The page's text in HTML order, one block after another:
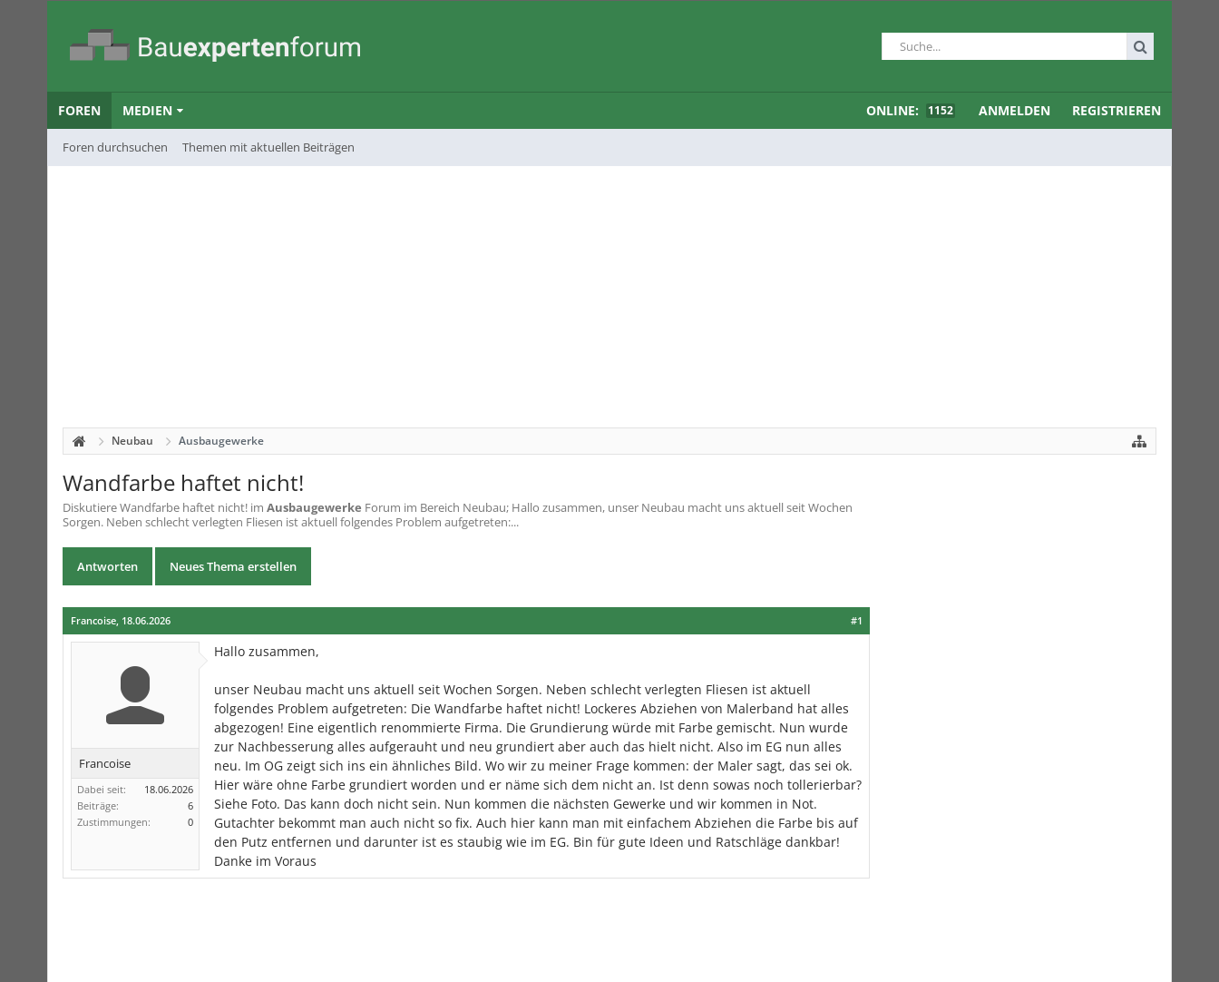
FOREN
Foren durchsuchen Themen mit aktuellen Beiträgen
MEDIEN ONLINE: 1152 ANMELDEN REGISTRIEREN
Neubau Ausbaugewerke
Wandfarbe haftet nicht!
DiskutiereWandfarbe haftet nicht! im Ausbaugewerke Forum im Bereich Neubau; Hallo zusammen, unser Neubau macht uns aktuell seit Wochen
Sorgen. Neben schlecht verlegten Fliesen ist aktuell folgendes Problem aufgetreten:...
Antworten Neues Thema erstellen
#1
Francoise, 18.06.2026
Francoise
Dabei seit:
18.06.2026
Beiträge:
6
Zustimmungen:
0
Hallo zusammen,
unser Neubau macht uns aktuell seit Wochen Sorgen. Neben schlecht verlegten Fliesen ist aktuell
folgendes Problem aufgetreten: Die Wandfarbe haftet nicht! Lockeres Abziehen von Malerband hat alles
abgezogen! Eine eigentlich renommierte Firma. Die Grundierung würde mit Farbe gemischt. Nun wurde
zur Nachbesserung alles aufgerauht und neu grundiert aber auch das hielt nicht. Also im EG nun alles
neu. Im OG zeigt sich ins ein ähnliches Bild. Wo wir zu meiner Frage kommen: der Maler sagt, das sei ok.
Hier wäre ohne Farbe grundiert worden und er näme sich dem nicht an. Ist denn sowas noch tollerierbar?
Siehe Foto. Das kann doch nicht sein. Nun kommen die nächsten Gewerke und wir kommen in Not.
Gutachter bekommt man auch nicht so fix. Auch hier kann man mit einfachem Abziehen die Farbe bis auf
den Putz entfernen und darunter ist es staubig wie im EG. Bin für gute Ideen und Ratschläge dankbar!
Danke im Voraus